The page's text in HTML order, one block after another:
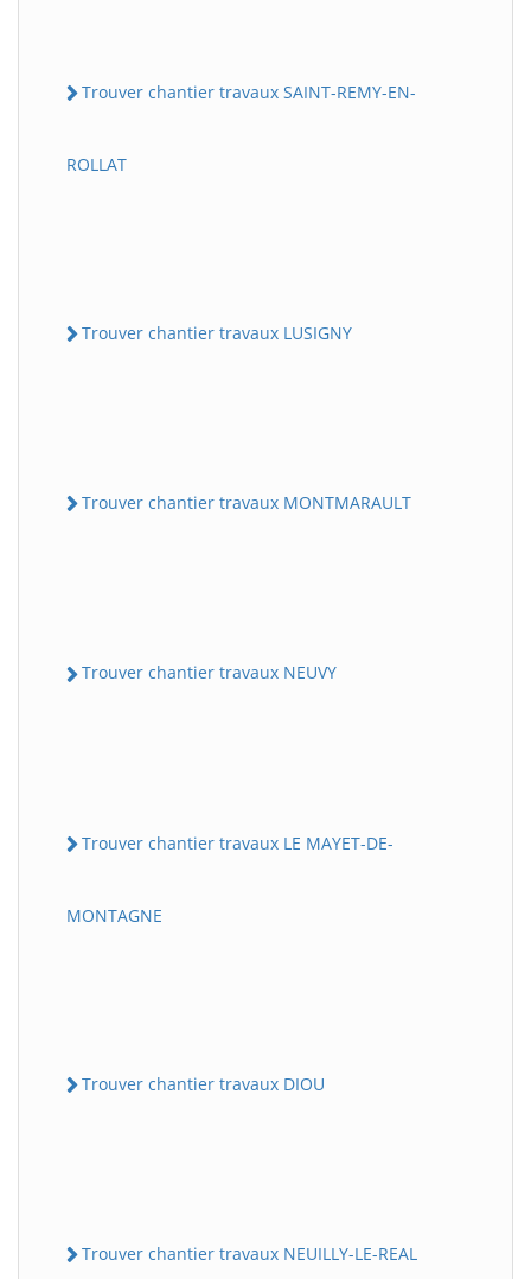
Trouver chantier travaux SAINT-REMY-EN-
ROLLAT
Trouver chantier travaux LUSIGNY
Trouver chantier travaux MONTMARAULT
Trouver chantier travaux NEUVY
Trouver chantier travaux LE MAYET-DE-
MONTAGNE
Trouver chantier travaux DIOU
Trouver chantier travaux NEUILLY-LE-REAL